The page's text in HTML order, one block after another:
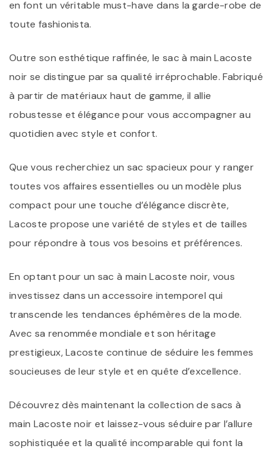
en font un véritable must-have dans la garde-robe de
toute fashionista.
Outre son esthétique raffinée, le sac à main Lacoste
noir se distingue par sa qualité irréprochable. Fabriqué
à partir de matériaux haut de gamme, il allie
robustesse et élégance pour vous accompagner au
quotidien avec style et confort.
Que vous recherchiez un sac spacieux pour y ranger
toutes vos affaires essentielles ou un modèle plus
compact pour une touche d’élégance discrète,
Lacoste propose une variété de styles et de tailles
pour répondre à tous vos besoins et préférences.
En optant pour un sac à main Lacoste noir, vous
investissez dans un accessoire intemporel qui
transcende les tendances éphémères de la mode.
Avec sa renommée mondiale et son héritage
prestigieux, Lacoste continue de séduire les femmes
soucieuses de leur style et en quête d’excellence.
Découvrez dès maintenant la collection de sacs à
main Lacoste noir et laissez-vous séduire par l’allure
sophistiquée et la qualité incomparable qui font la